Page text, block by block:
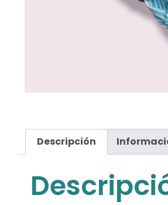
Descripción